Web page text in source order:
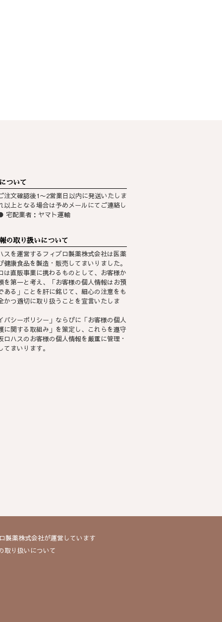
ついて
注文確認後1〜2営業日以内に発送いたしま
以上となる場合は予めメールにてご連絡し
宅配業者：ヤマト運輸
の取り扱いについて
スを運営するフィブロ製薬株式会社は医薬
健康食品を製造・販売してまいりました。
は直販事業に携わるものとして、お客様か
を第一と考え、「お客様の個人情報はお預
ある」ことを肝に銘じて、細心の注意をも
かつ適切に取り扱うことを宣言いたしま
バシーポリシー 」ならびに「お客様の個人
に関する取組み 」を策定し、これらを遵守
ロハスのお客様の個人情報を厳重に管理・
てまいります。
製薬株式会社が運営しています
取り扱いについて